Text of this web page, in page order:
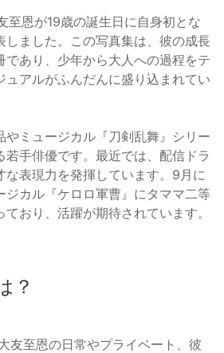
至恩が19歳の誕生日に自身初とな
しました。この写真集は、彼の成長
であり、少年から大人への過程をテ
ュアルがふんだんに盛り込まれてい
やミュージカル『刀剣乱舞』シリー
若手俳優です。最近では、配信ドラ
な表現力を発揮しています。9月に
ジカル『ケロロ軍曹』にタママ二等
おり、活躍が期待されています。
？
友至恩の日常やプライベート、彼